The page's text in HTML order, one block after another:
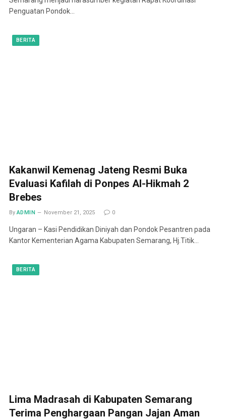
Penguatan Pondok…
BERITA
Kakanwil Kemenag Jateng Resmi Buka
Evaluasi Kafilah di Ponpes Al-Hikmah 2
Brebes
By ADMIN November 21, 2025 0
Ungaran – Kasi Pendidikan Diniyah dan Pondok Pesantren pada
Kantor Kementerian Agama Kabupaten Semarang, Hj.Titik…
BERITA
Lima Madrasah di Kabupaten Semarang
Terima Penghargaan Pangan Jajan Aman